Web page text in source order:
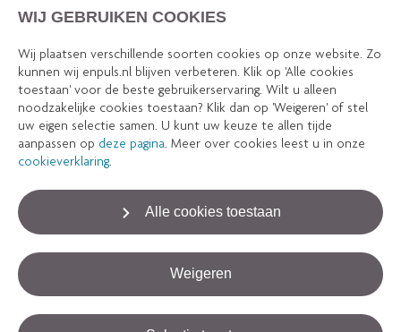
WIJ GEBRUIKEN COOKIES
Wij plaatsen verschillende soorten cookies op onze website. Zo
kunnen wij enpuls.nl blijven verbeteren. Klik op 'Alle cookies
toestaan' voor de beste gebruikerservaring. Wilt u alleen
noodzakelijke cookies toestaan? Klik dan op 'Weigeren' of stel
uw eigen selectie samen. U kunt uw keuze te allen tijde
aanpassen op deze pagina. Meer over cookies leest u in onze
cookieverklaring.
Alle cookies toestaan
Weigeren
aan en doe je samen; alleen ga je
Snel naar
Projecten
Maak kennis met